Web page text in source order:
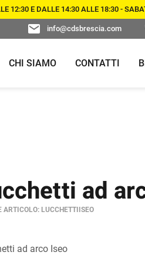
12:30 E DALLE 14:30 ALLE 18:30 -
info@cdsbrescia.com
LUCCHETTI
E TECNOLOGIA
ACCESSI
CHI SIAMO CONTATTI
ad
ARTICOLO: LUCCHETTIISEO
ad arco Iseo